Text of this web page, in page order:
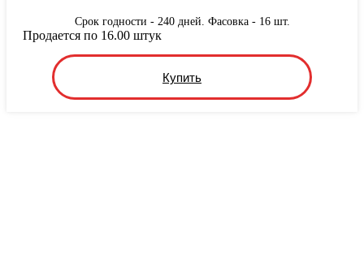
Срок годности - 240 дней. Фасовка - 16 шт.
Купить
Продается по 16.00 штук